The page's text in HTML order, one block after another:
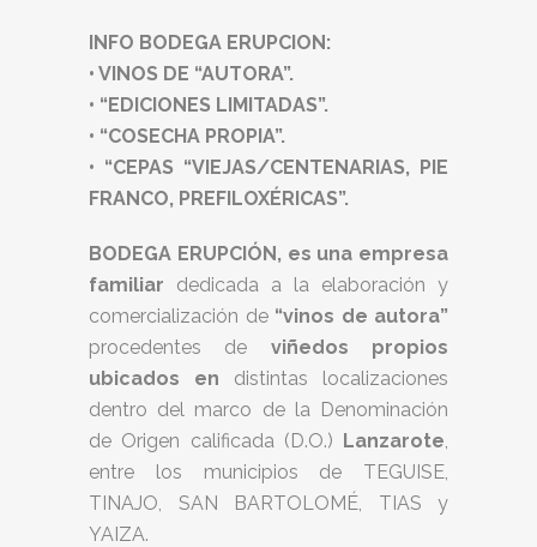
INFO BODEGA ERUPCION:
• VINOS DE “AUTORA”.
• “EDICIONES LIMITADAS”.
• “COSECHA PROPIA”.
• “CEPAS “VIEJAS/CENTENARIAS, PIE
FRANCO, PREFILOXÉRICAS”.
BODEGA ERUPCIÓN, es una empresa
familiar dedicada a la elaboración y
comercialización de “vinos de autora”
procedentes de viñedos propios
ubicados en distintas localizaciones
dentro del marco de la Denominación
de Origen calificada (D.O.) Lanzarote
entre los municipios de TEGUISE,
TINAJO, SAN BARTOLOMÉ, TIAS y
YAIZA.